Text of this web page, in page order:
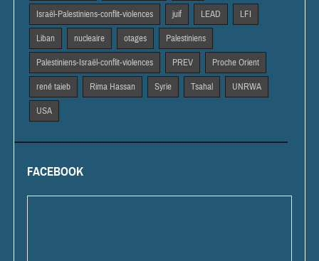
Israël-Palestiniens-conflit-violences juif LEAD LFI
Liban nucleaire otages Palestiniens
Palestiniens-Israël-conflit-violences PREV Proche Orient
rené taieb Rima Hassan Syrie Tsahal UNRWA
USA
FACEBOOK